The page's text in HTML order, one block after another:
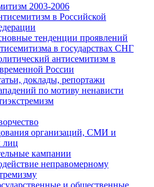
2003-2006
в Российской
тенденции проявлений
в государствах СНГ
антисемитизм в
России
доклады, репортажи
по мотиву ненависти
организаций, СМИ и
лиц
кампании
неправомерному
и общественные